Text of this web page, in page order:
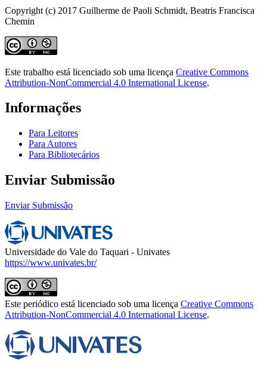
Copyright (c) 2017 Guilherme de Paoli Schmidt, Beatris Francisca
Chemin
Este trabalho está licenciado sob uma licença Creative Commons
Attribution-NonCommercial 4.0 International License.
Informações
Para Leitores
Para Autores
Para Bibliotecários
Enviar Submissão
Enviar Submissão
Universidade do Vale do Taquari - Univates
https://www.univates.br/
Este periódico está licenciado sob uma licença Creative Commons
Attribution-NonCommercial 4.0 International License.